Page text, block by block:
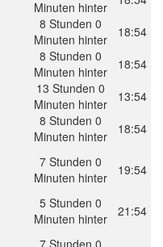
Minuten hinter
8 Stunden 0
Minuten hinter
18:54
8 Stunden 0
Minuten hinter
18:54
13 Stunden 0
Minuten hinter
13:54
8 Stunden 0
Minuten hinter
18:54
7 Stunden 0
Minuten hinter
19:54
5 Stunden 0
Minuten hinter
21:54
7 Stunden 0